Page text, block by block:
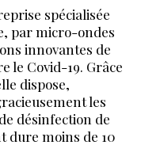
spécialisée
par micro-ondes
innovantes de
le Covid-19. Grâce
dispose,
les
désinfection de
dure moins de 10